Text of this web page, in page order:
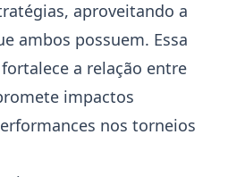
aproveitando a
ambos possuem. Essa
a relação entre
impactos
nos torneios